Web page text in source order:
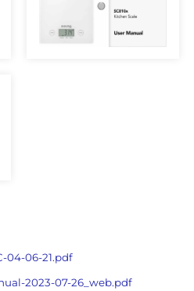
04-06-21.pdf
2023-07-26_web.pdf